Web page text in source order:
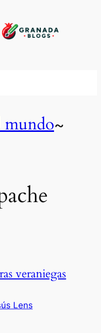
mundo~
veraniegas
Lens